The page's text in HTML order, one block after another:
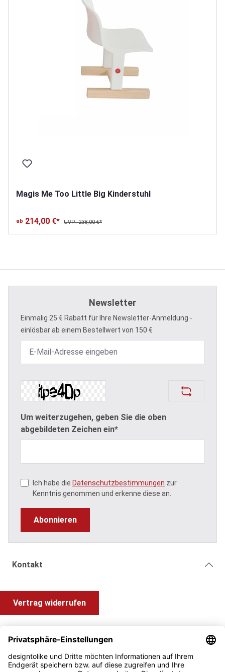
Magis Me Too Little Big Kinderstuhl
ab 214,00 €* UVP: 238,00 €*
Newsletter
Einmalig 25 € Rabatt für Ihre Newsletter-Anmeldung -
einlösbar ab einem Bestellwert von 150 €
Um weiterzugehen, geben Sie die oben
abgebildeten Zeichen ein*
Ich habe die Datenschutzbestimmungen zur
Kenntnis genommen und erkenne diese an.
Abonnieren
Kontakt
Vertrag widerrufen
Information und Impressum